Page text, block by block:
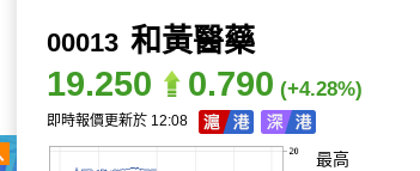
00013 和黃醫藥
19.250 0.790 (+4.28%)
即時報價更新於 12:08
最高